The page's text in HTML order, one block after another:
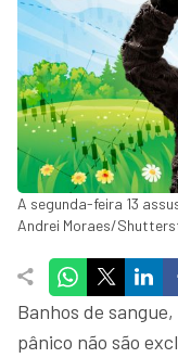
A segunda-feira 13
Andrei Moraes/
Banhos de
pânico não são